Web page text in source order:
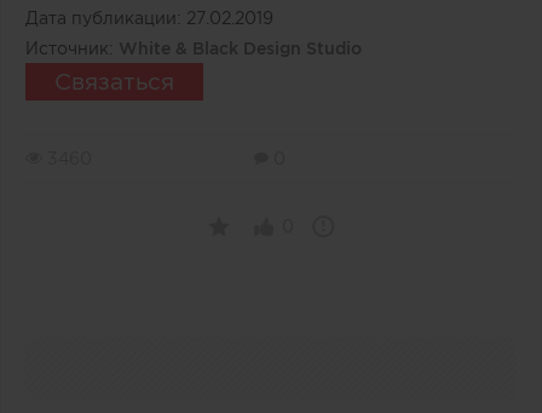
Дата публикации: 27.02.2019
Источник: White & Black Design Studio
Связаться